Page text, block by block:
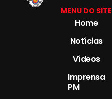
MENU DO SITE
Home
Notícias
Vídeos
Imprensa
PM